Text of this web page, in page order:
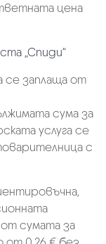
цена
„Спиди“
се заплаща от
сума за
услуга се
с
от сумата за